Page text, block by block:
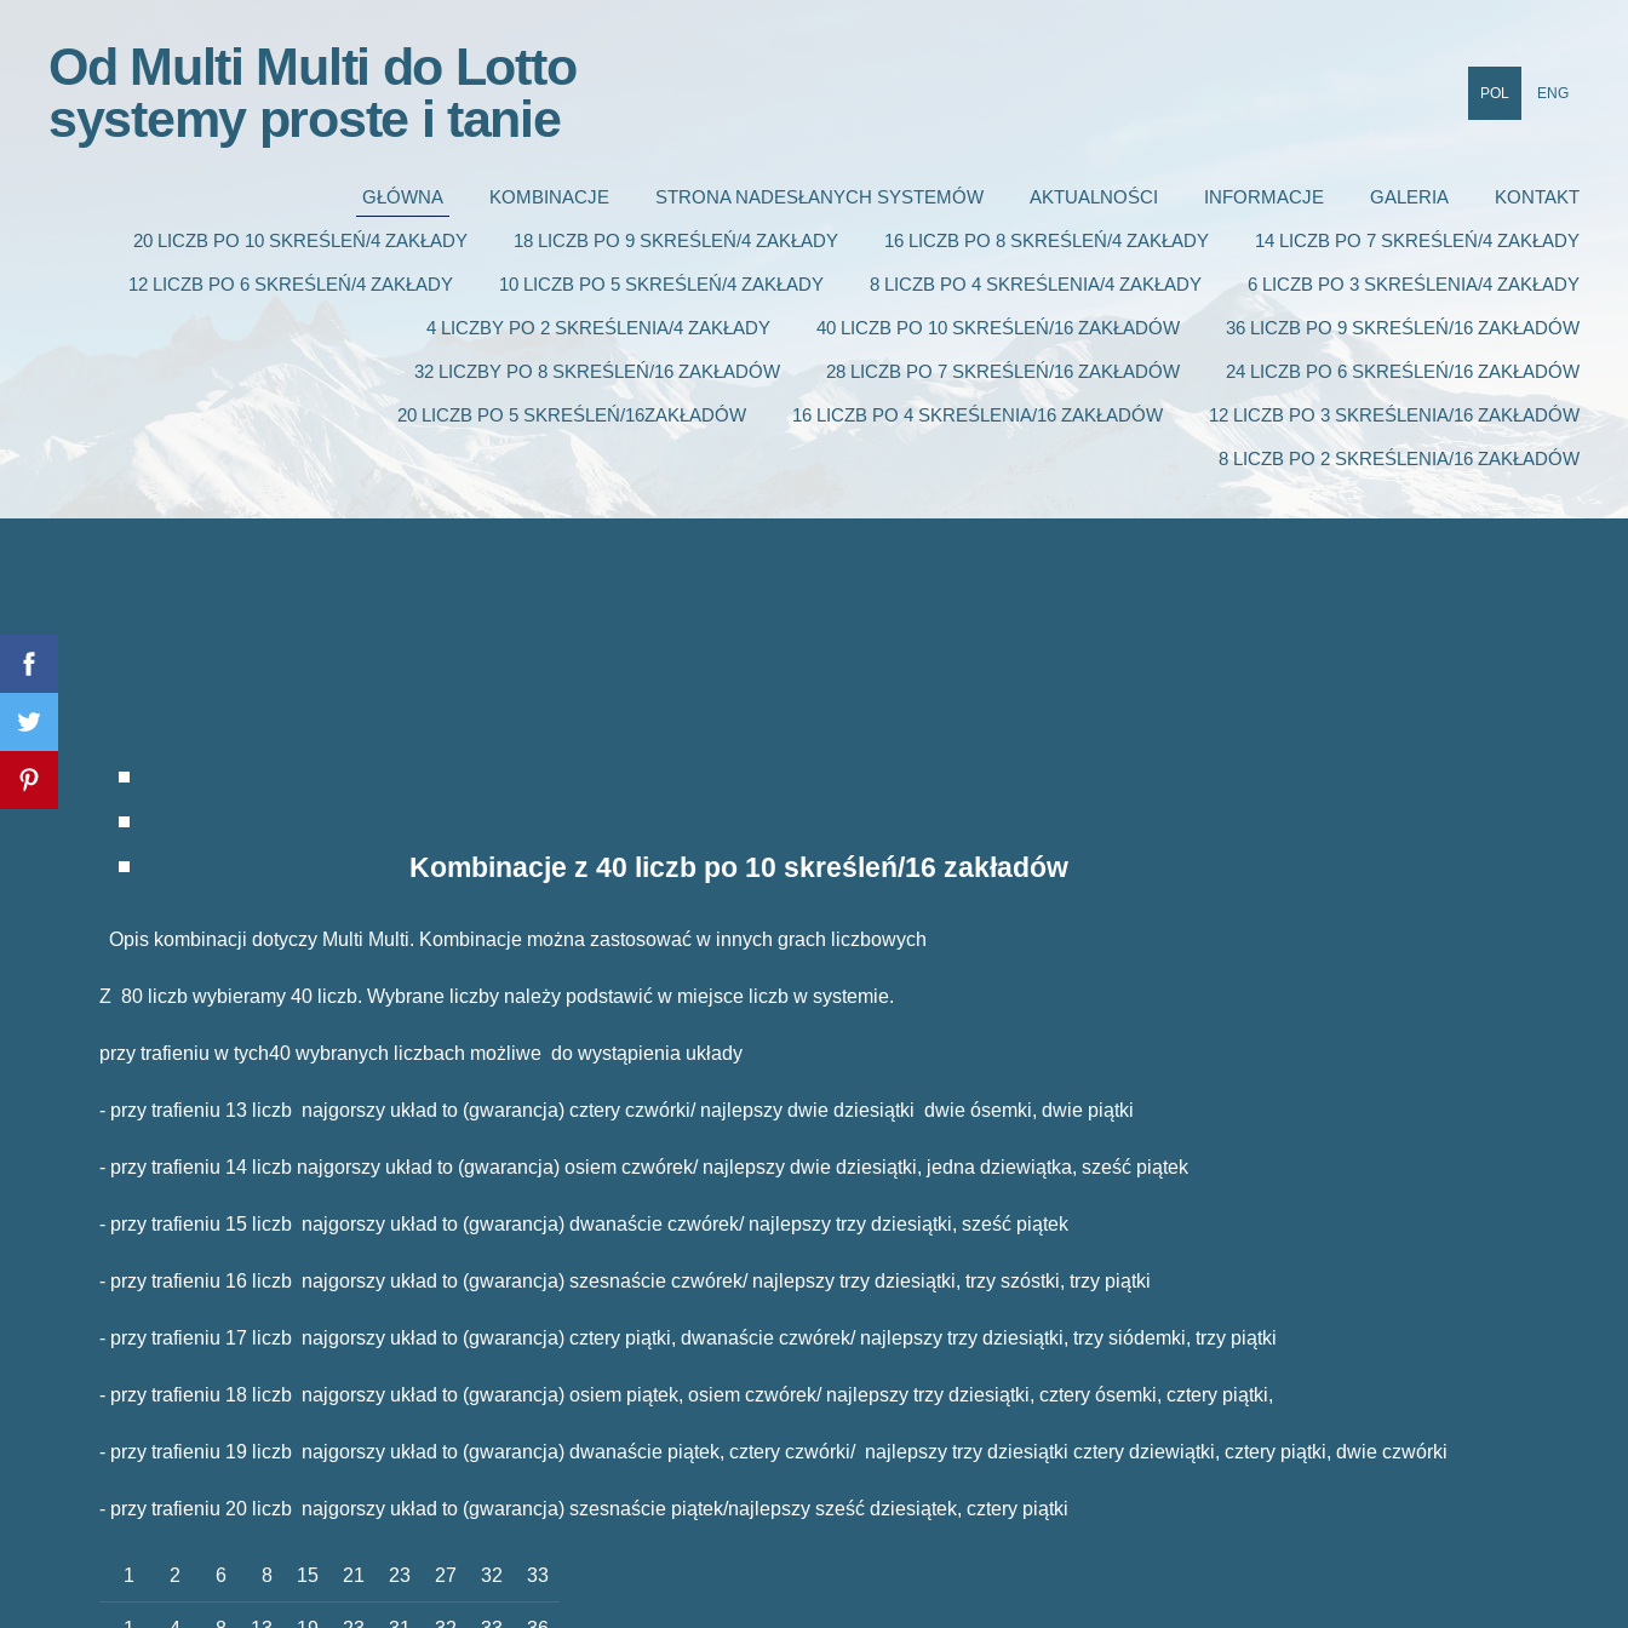
Od Multi Multi do Lotto
systemy proste i tanie
GŁÓWNA KOMBINACJE STRONA NADESŁANYCH SYSTEMÓW AKTUALNOŚCI INFORMACJE GALERIA KONTAKT
20 LICZB PO 10 SKREŚLEŃ/4 ZAKŁADY 18 LICZB PO 9 SKREŚLEŃ/4 ZAKŁADY 16 LICZB PO 8 SKREŚLEŃ/4 ZAKŁADY 14 LICZB PO 7 SKREŚLEŃ/4 ZAKŁADY
12 LICZB PO 6 SKREŚLEŃ/4 ZAKŁADY 10 LICZB PO 5 SKREŚLEŃ/4 ZAKŁADY 8 LICZB PO 4 SKREŚLENIA/4 ZAKŁADY 6 LICZB PO 3 SKREŚLENIA/4 ZAKŁADY
4 LICZBY PO 2 SKREŚLENIA/4 ZAKŁADY 40 LICZB PO 10 SKREŚLEŃ/16 ZAKŁADÓW 36 LICZB PO 9 SKREŚLEŃ/16 ZAKŁADÓW
32 LICZBY PO 8 SKREŚLEŃ/16 ZAKŁADÓW 28 LICZB PO 7 SKREŚLEŃ/16 ZAKŁADÓW 24 LICZB PO 6 SKREŚLEŃ/16 ZAKŁADÓW
20 LICZB PO 5 SKREŚLEŃ/16ZAKŁADÓW 16 LICZB PO 4 SKREŚLENIA/16 ZAKŁADÓW 12 LICZB PO 3 SKREŚLENIA/16 ZAKŁADÓW
8 LICZB PO 2 SKREŚLENIA/16 ZAKŁADÓW
POL ENG
Kombinacje z 40 liczb po 10 skreśleń/16 zakładów
Opis kombinacji dotyczy Multi Multi. Kombinacje można zastosować w innych grach liczbowych
Z 80 liczb wybieramy 40 liczb. Wybrane liczby należy podstawić w miejsce liczb w systemie.
przy trafieniu w tych40 wybranych liczbach możliwe do wystąpienia układy
- przy trafieniu 13 liczb najgorszy układ to (gwarancja) cztery czwórki/ najlepszy dwie dziesiątki dwie ósemki, dwie piątki
- przy trafieniu 14 liczb najgorszy układ to (gwarancja) osiem czwórek/ najlepszy dwie dziesiątki, jedna dziewiątka, sześć piątek
- przy trafieniu 15 liczb najgorszy układ to (gwarancja) dwanaście czwórek/ najlepszy trzy dziesiątki, sześć piątek
- przy trafieniu 16 liczb najgorszy układ to (gwarancja) szesnaście czwórek/ najlepszy trzy dziesiątki, trzy szóstki, trzy piątki
- przy trafieniu 17 liczb najgorszy układ to (gwarancja) cztery piątki, dwanaście czwórek/ najlepszy trzy dziesiątki, trzy siódemki, trzy piątki
- przy trafieniu 18 liczb najgorszy układ to (gwarancja) osiem piątek, osiem czwórek/ najlepszy trzy dziesiątki, cztery ósemki, cztery piątki,
- przy trafieniu 19 liczb najgorszy układ to (gwarancja) dwanaście piątek, cztery czwórki/ najlepszy trzy dziesiątki cztery dziewiątki, cztery piątki, dwie czwórki
- przy trafieniu 20 liczb najgorszy układ to (gwarancja) szesnaście piątek/najlepszy sześć dziesiątek, cztery piątki
1 2 6 8 15 21 23 27 32 33